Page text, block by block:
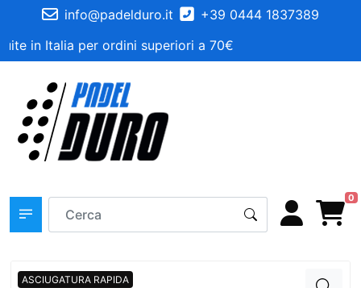
info@padelduro.it
+39 0444 1837389
in Italia per ordini superiori a 70€
0
ASCIUGATURA RAPIDA